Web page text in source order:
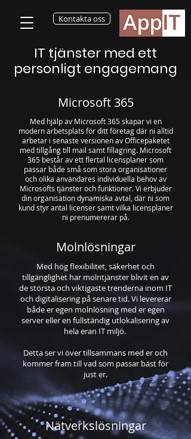
Kontakta oss
IT tjänster med ett
personligt engagemang
Microsoft 365
Med hjälp av Microsoft 365 skapar vi en
modern arbetsplats för ditt företag där ni alltid
arbetar i senaste versionen av Officepaketet
med tillgång till mail samt fillagring. Microsoft
365 består av ett flertal licensplaner som
passar både små som stora organisationer
och olika användares individuella behov av
Microsofts tjänster och funktioner. Vi erbjuder
din organisation dynamiska avtal, där ni som
kund styr antal licenser samt vilka licensplaner
ni prenumererar på.
Molnlösningar
Med hög flexibilitet, säkerhet och
tillgänglighet har molntjänster blivit en av
de största och viktigaste trenderna inom IT
och digitalisering på senare tid. Vi levererar
både er egen molnlösning med er egen
server eller en fullständig utlokalisering av
hela eran IT miljö.
Detta ser vi över tillsammans med er och
kommer fram till vad som passar bäst för
just er.
Nätverkslösningar